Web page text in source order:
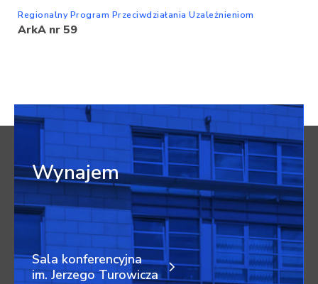
Regionalny Program Przeciwdziałania Uzależnieniom
ArkA nr 59
Wynajem
Sala konferencyjna
im. Jerzego Turowicza